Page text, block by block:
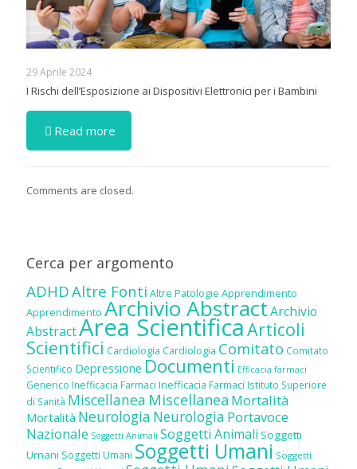
29 Aprile 2024
I Rischi dell’Esposizione ai Dispositivi Elettronici per i Bambini
Read more
Comments are closed.
Cerca per argomento
ADHDAltre Fonti Altre Patologie Apprendimento
Apprendimento Archivio AbstractArchivio
AbstractArea ScientificaArticoli
Scientifici Cardiologia Cardiologia Comitato Comitato
Scientifico Depressione Documenti Efficacia farmaci
Generico Inefficacia Farmaci Inefficacia Farmaci Istituto Superiore
di Sanità Miscellanea Miscellanea Mortalità
Mortalità Neurologia Neurologia Portavoce
Nazionale Soggetti Animali Soggetti Animali Soggetti
Umani Soggetti Umani Soggetti Umani Soggetti